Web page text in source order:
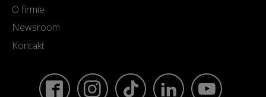
O firmie
Newsroom
Kontakt